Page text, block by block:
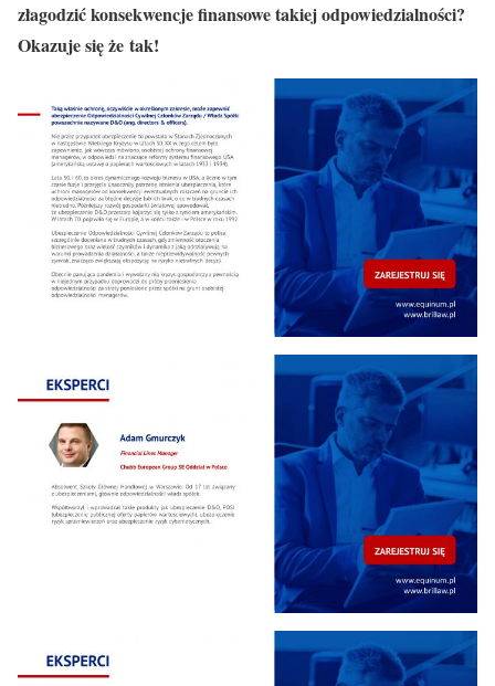
złagodzić konsekwencje finansowe takiej odpowiedzialności?
Okazuje się że tak!